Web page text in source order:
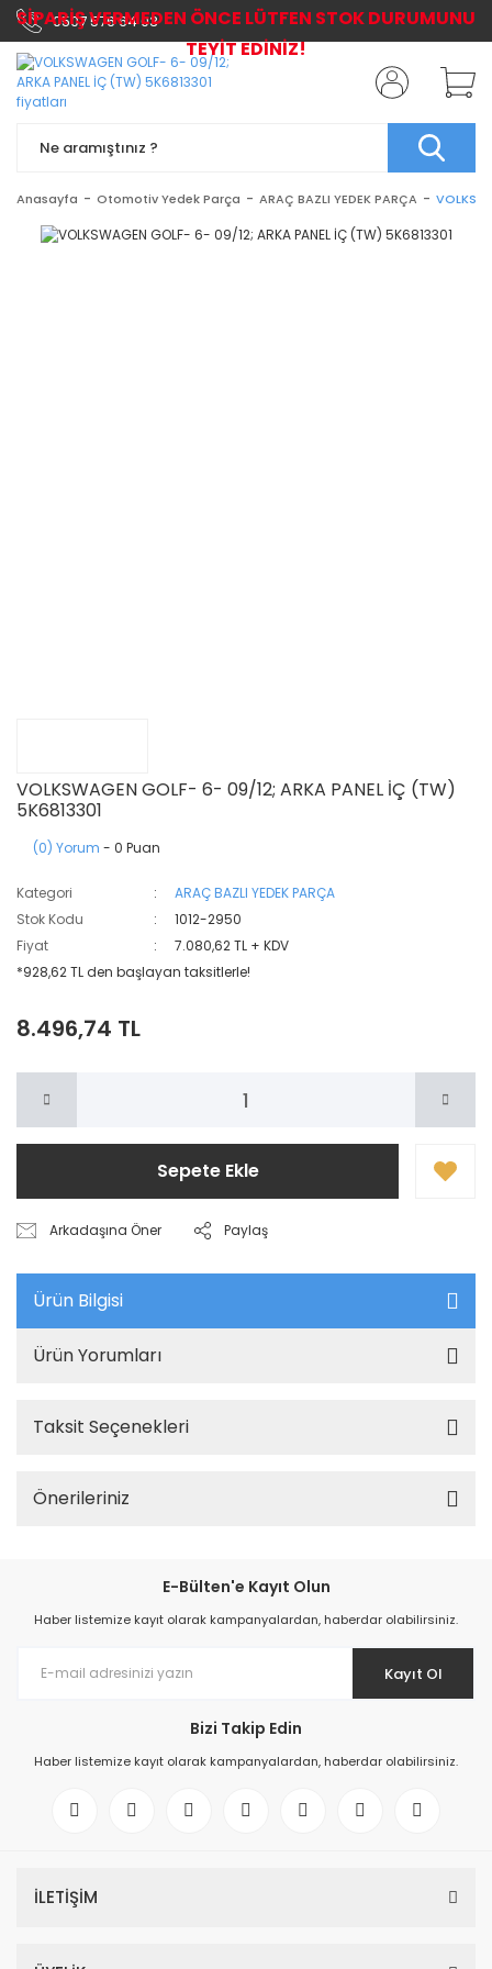
0507 576 64 03
Anasayfa Otomotiv Yedek Parça ARAÇ BAZLI YEDEK PARÇA
VOLKSWAGEN GOLF- 6- 09/12; ARKA PANEL İÇ (TW)
5K6813301
(0) Yorum - 0 Puan
Kategori
ARAÇ BAZLI YEDEK PARÇA
Stok Kodu
1012-2950
Fiyat
7.080,62 TL + KDV
*928,62 TL den başlayan taksitlerle!
8.496,74 TL
Sepete Ekle
Arkadaşına Öner Paylaş
Ürün Bilgisi
Ürün Yorumları
Taksit Seçenekleri
Önerileriniz
E-Bülten'e Kayıt Olun
Haber listemize kayıt olarak kampanyalardan, haberdar olabilirsiniz.
Kayıt Ol
Bizi Takip Edin
Haber listemize kayıt olarak kampanyalardan, haberdar olabilirsiniz.
İLETİŞİM
SİPARİŞ VERMEDEN ÖNCE LÜTFEN STOK DURUMUNU
TEYİT EDİNİZ!